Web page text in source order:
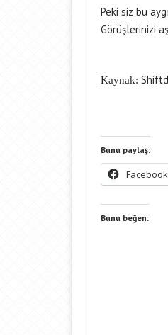
Peki siz bu
Görüşlerinizi
Kaynak:
Bunu paylaş:
Facebook
Bunu beğen: